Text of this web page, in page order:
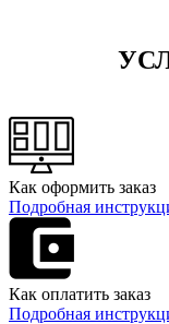
Как оформить заказ
Подробная
Как оплатить заказ
Подробная